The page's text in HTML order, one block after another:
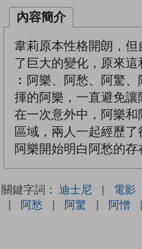
內容簡介
韋莉原本性格開朗，
了巨大的變化，原來
︰阿樂、阿愁、阿驚
揮的阿樂，一直避免
在一次意外中，阿樂
區域，兩人一起經歷了
阿樂開始明白阿愁的
關鍵字詞： 迪士尼 | 電影
|
阿愁 | 阿驚 | 阿憎 |